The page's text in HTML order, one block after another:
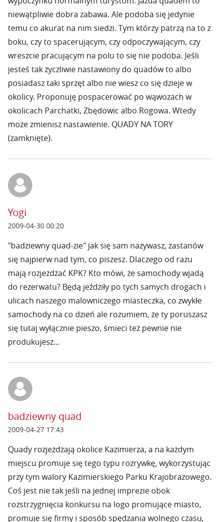
niewątpliwie dobra zabawa. Ale podoba się jedynie
temu co akurat na nim siedzi. Tym którzy patrzą na to z
boku, czy to spacerującym, czy odpoczywającym, czy
wreszcie pracującym na polu to się nie podoba. Jeśli
jesteś tak życzliwie nastawiony do quadów to albo
posiadasz taki sprzęt albo nie wiesz co się dzieje w
okolicy. Proponuję pospacerować po wąwozach w
okolicach Parchatki, Zbędowic albo Rogowa. Wtedy
może zmienisz nastawienie. QUADY NA TORY
(zamknięte).
Yogi
2009-04-30 00:20
"badziewny quad-zie" jak się sam nazywasz, zastanów
się najpierw nad tym, co piszesz. Dlaczego od razu
mają rozjeżdżać KPK? Kto mówi, że samochody wjadą
do rezerwatu? Będą jeździły po tych samych drogach i
ulicach naszego malowniczego miasteczka, co zwykłe
samochody na co dzień ale rozumiem, że ty poruszasz
się tutaj wyłącznie pieszo, śmieci też pewnie nie
produkujesz...
badziewny quad
2009-04-27 17:43
Quady rozjeżdżają okolice Kazimierza, a na każdym
miejscu promuje się tego typu rozrywkę, wykorzystując
przy tym walory Kazimierskiego Parku Krajobrazowego.
Coś jest nie tak jeśli na jednej imprezie obok
rozstrzygnięcia konkursu na logo promujące miasto,
promuje się firmy i sposób spędzania wolnego czasu,